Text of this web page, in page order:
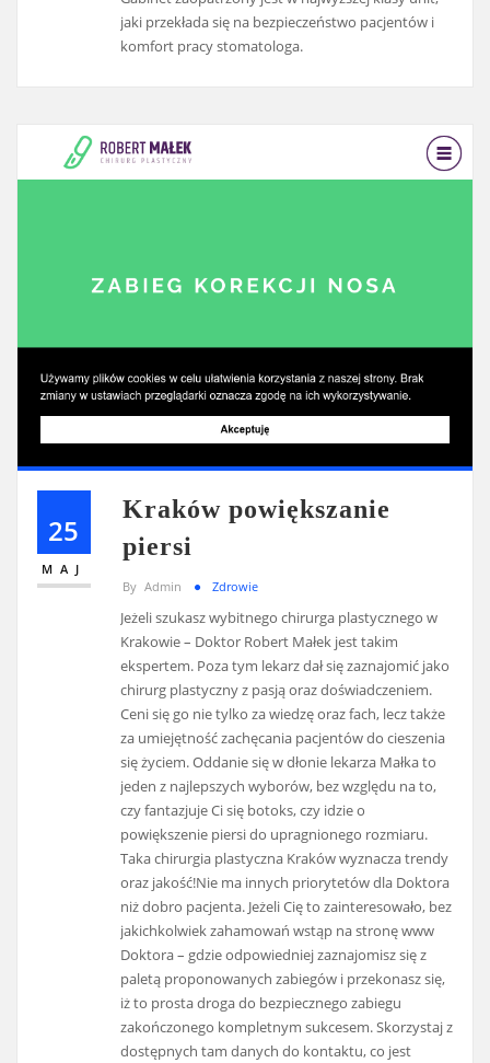
jaki przekłada się na bezpieczeństwo pacjentów i
komfort pracy stomatologa.
25
MAJ
Kraków powiększanie
piersi
By Admin Zdrowie
Jeżeli szukasz wybitnego chirurga plastycznego w
Krakowie – Doktor Robert Małek jest takim
ekspertem. Poza tym lekarz dał się zaznajomić jako
chirurg plastyczny z pasją oraz doświadczeniem.
Ceni się go nie tylko za wiedzę oraz fach, lecz także
za umiejętność zachęcania pacjentów do cieszenia
się życiem. Oddanie się w dłonie lekarza Małka to
jeden z najlepszych wyborów, bez względu na to,
czy fantazjuje Ci się botoks, czy idzie o
powiększenie piersi do upragnionego rozmiaru.
Taka chirurgia plastyczna Kraków wyznacza trendy
oraz jakość!Nie ma innych priorytetów dla Doktora
niż dobro pacjenta. Jeżeli Cię to zainteresowało, bez
jakichkolwiek zahamowań wstąp na stronę www
Doktora – gdzie odpowiedniej zaznajomisz się z
paletą proponowanych zabiegów i przekonasz się,
iż to prosta droga do bezpiecznego zabiegu
zakończonego kompletnym sukcesem. Skorzystaj z
dostępnych tam danych do kontaktu, co jest